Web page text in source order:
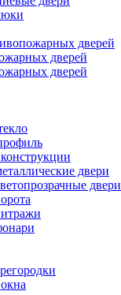
дверей
дверей
дверей
двери
двери